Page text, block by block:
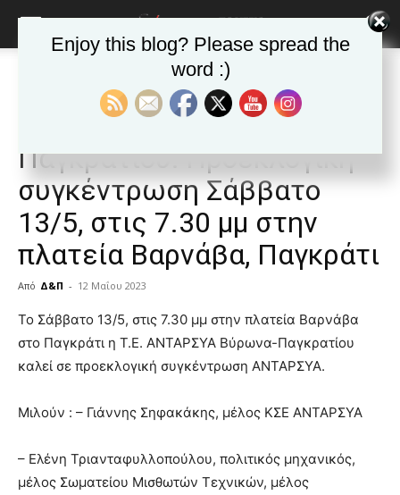
Ανακοινώσεις - Δελτία τύπου
Ανακοινώσεις - Δελτία τύπου Δημοφιλή άρθρα
ΑΝΤΑΡΣΥΑ Βύρωνα
Παγκρατίου: Προεκλογική
συγκέντρωση Σάββατο
13/5, στις 7.30 μμ στην
πλατεία Βαρνάβα, Παγκράτι
Από Δ&Π - 12 Μαΐου 2023
blonde
lesbians
hot
show.desi
lyons
teaches
Το Σάββατο 13/5, στις 7.30 μμ στην πλατεία Βαρνάβα
στο Παγκράτι η Τ.Ε. ΑΝΤΑΡΣΥΑ Βύρωνα-Παγκρατίου
καλεί σε προεκλογική συγκέντρωση ΑΝΤΑΡΣΥΑ.
Μιλούν : – Γιάννης Σηφακάκης, μέλος ΚΣΕ ΑΝΤΑΡΣΥΑ
– Ελένη Τριανταφυλλοπούλου, πολιτικός μηχανικός,
μέλος Σωματείου Μισθωτών Τεχνικών, μέλος
Enjoy this blog? Please spread the
word :)